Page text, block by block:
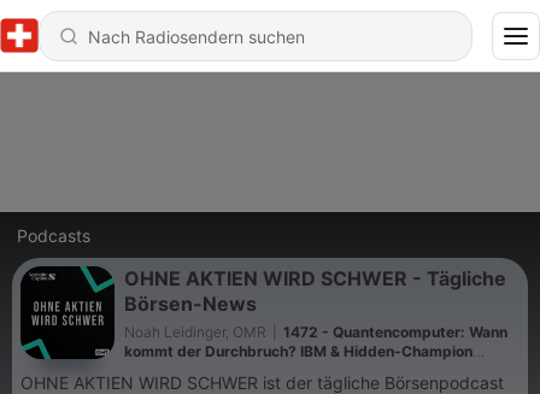
Podcasts
OHNE AKTIEN WIRD SCHWER - Tägliche
Börsen-News
Noah Leidinger, OMR
1472 - Quantencomputer: Wann
kommt der Durchbruch? IBM & Hidden-Champion
OHNE AKTIEN WIRD SCHWER ist der tägliche Börsenpodcast